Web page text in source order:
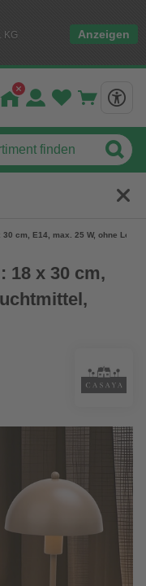
KG
Anzeigen
cm, E14, max. 25 W, ohne
18 x 30 cm,